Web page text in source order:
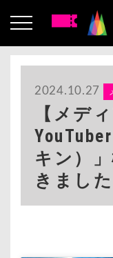
2024.10.27
【メデ
キン）
きました